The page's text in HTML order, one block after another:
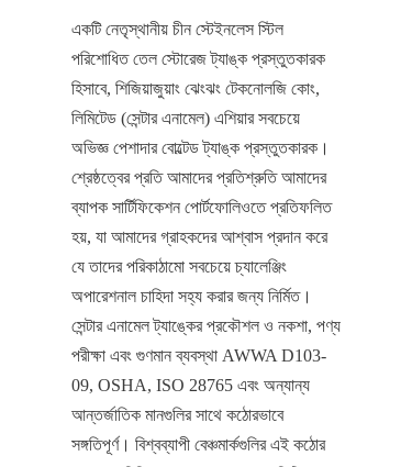
একটি নেতৃস্থানীয় চীন স্টেইনলেস স্টিল
পরিশোধিত তেল স্টোরেজ ট্যাঙ্ক প্রস্তুতকারক
হিসাবে, শিজিয়াজুয়াং ঝেংঝং টেকনোলজি কোং,
লিমিটেড (সেন্টার এনামেল) এশিয়ার সবচেয়ে
অভিজ্ঞ পেশাদার বোল্টেড ট্যাঙ্ক প্রস্তুতকারক।
শ্রেষ্ঠত্বের প্রতি আমাদের প্রতিশ্রুতি আমাদের
ব্যাপক সার্টিফিকেশন পোর্টফোলিওতে প্রতিফলিত
হয়, যা আমাদের গ্রাহকদের আশ্বাস প্রদান করে
যে তাদের পরিকাঠামো সবচেয়ে চ্যালেঞ্জিং
অপারেশনাল চাহিদা সহ্য করার জন্য নির্মিত।
সেন্টার এনামেল ট্যাঙ্কের প্রকৌশল ও নকশা, পণ্য
পরীক্ষা এবং গুণমান ব্যবস্থা AWWA D103-
09, OSHA, ISO 28765 এবং অন্যান্য
আন্তর্জাতিক মানগুলির সাথে কঠোরভাবে
সঙ্গতিপূর্ণ। বিশ্বব্যাপী বেঞ্চমার্কগুলির এই কঠোর